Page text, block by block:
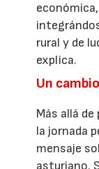
rural y de
explica.
Un
Más allá
la jornada
mensaje